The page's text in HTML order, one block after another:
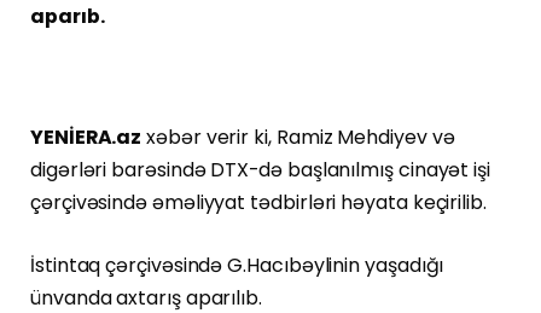
aparıb.
YENİERA.az xəbər verir ki, Ramiz Mehdiyev və
digərləri barəsində DTX-də başlanılmış cinayət işi
çərçivəsində əməliyyat tədbirləri həyata keçirilib.
İstintaq çərçivəsində G.Hacıbəylinin yaşadığı
ünvanda axtarış aparılıb.